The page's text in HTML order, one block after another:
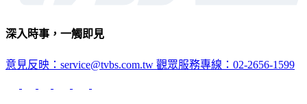
深入時事，一觸即見
意見反映：service@tvbs.com.tw 觀眾服務專線：02-2656-1599